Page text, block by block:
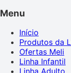
Menu
Início
Produtos da
Ofertas Meli
Linha Infantil